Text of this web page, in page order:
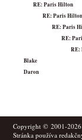
RE: Paris Hilton
RE: Paris Hilton
RE: Paris
RE:
RE:
Blake
Daron
Copyright © 2001-2026
Stránka používa